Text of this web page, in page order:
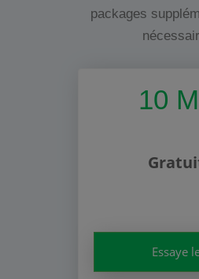
packages
10
Essaye